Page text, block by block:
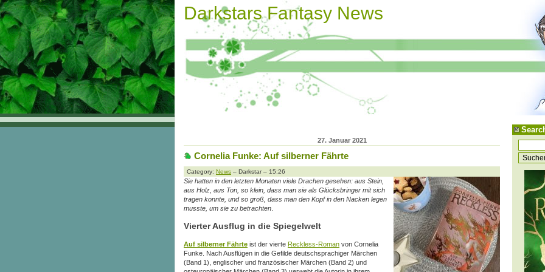
Darkstars Fantasy News
27. Januar 2021
Cornelia Funke: Auf silberner Fährte
Category: News – Darkstar – 15:26
Sie hatten in den letzten Monaten viele Drachen gesehen: aus Stein,
aus Holz, aus Ton, so klein, dass man sie als Glücksbringer mit sich
tragen konnte, und so groß, dass man den Kopf in den Nacken legen
musste, um sie zu betrachten
Vierter Ausflug in die Spiegelwelt
Auf silberner Fährte ist der vierte Reckless-Roman von Cornelia
Funke. Nach Ausflügen in die Gefilde deutschsprachiger Märchen
(Band 1), englischer und französischer Märchen (Band 2) und